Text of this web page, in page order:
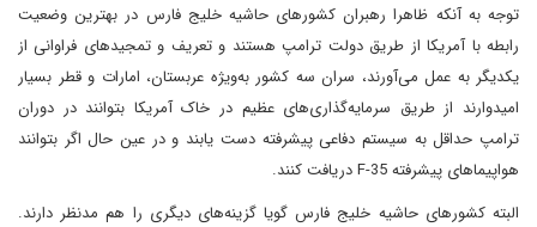
توجه به آنکه ظاهرا رهبران کشورهای حاشیه خلیج فارس در بهترین وضعیت
رابطه با آمریکا از طریق دولت ترامپ هستند و تعریف و تمجیدهای فراوانی از
یکدیگر به عمل می‌آورند، سران سه کشور به‌ویژه عربستان، امارات و قطر بسیار
امیدوارند از طریق سرمایه‌گذاری‌های عظیم در خاک آمریکا بتوانند در دوران
ترامپ حداقل به سیستم دفاعی پیشرفته دست یابند و در عین حال اگر بتوانند
هواپیماهای پیشرفته F-35 دریافت کنند.
البته کشورهای حاشیه خلیج فارس گویا گزینه‌های دیگری را هم مدنظر دارند.